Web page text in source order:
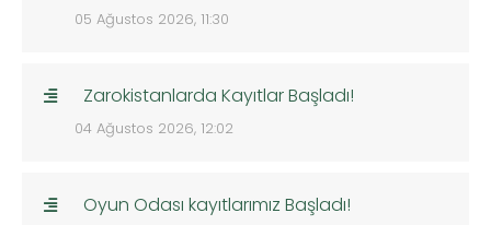
05 Ağustos 2026, 11:30
Zarokistanlarda Kayıtlar Başladı!
04 Ağustos 2026, 12:02
Oyun Odası kayıtlarımız Başladı!